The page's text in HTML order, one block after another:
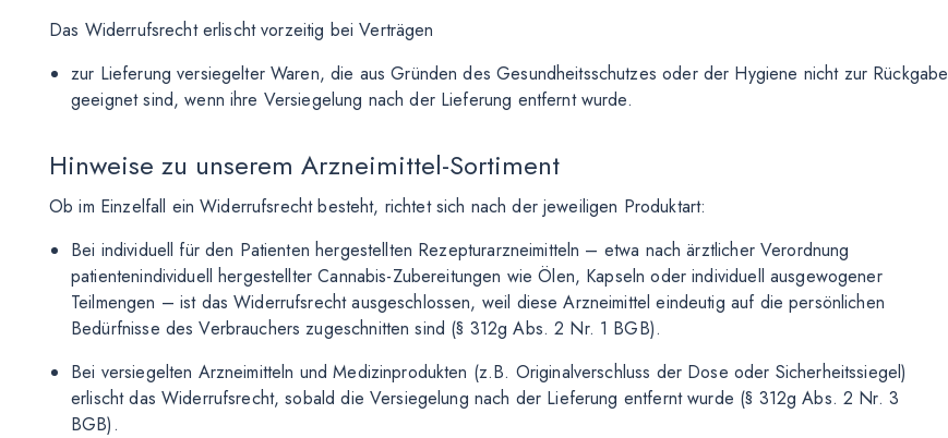
Das Widerrufsrecht erlischt vorzeitig bei Verträgen
zur Lieferung versiegelter Waren, die aus Gründen des Gesundheitsschutzes oder der Hygiene nicht zur Rückgabe
geeignet sind, wenn ihre Versiegelung nach der Lieferung entfernt wurde.
Hinweise zu unserem Arzneimittel-Sortiment
Ob im Einzelfall ein Widerrufsrecht besteht, richtet sich nach der jeweiligen Produktart:
Bei individuell für den Patienten hergestellten Rezepturarzneimitteln – etwa nach ärztlicher Verordnung
patientenindividuell hergestellter Cannabis-Zubereitungen wie Ölen, Kapseln oder individuell ausgewogener
Teilmengen – ist das Widerrufsrecht ausgeschlossen, weil diese Arzneimittel eindeutig auf die persönlichen
Bedürfnisse des Verbrauchers zugeschnitten sind (§ 312g Abs. 2 Nr. 1 BGB).
Bei versiegelten Arzneimitteln und Medizinprodukten (z.B. Originalverschluss der Dose oder Sicherheitssiegel)
erlischt das Widerrufsrecht, sobald die Versiegelung nach der Lieferung entfernt wurde (§ 312g Abs. 2 Nr. 3
BGB).